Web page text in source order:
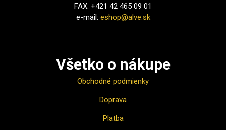
FAX: +421 42 465 09 01
e-mail: eshop@alve.sk
Všetko o nákupe
Obchodné podmienky
Doprava
Platba